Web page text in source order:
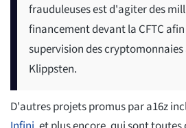
frauduleuses est d'agiter des
financement devant la CFTC
supervision des cryptomonnaies
Klippsten.
D'autres projets promus par a16z